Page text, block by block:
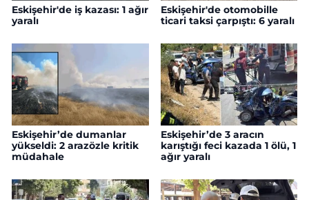
Eskişehir'de iş kazası: 1 ağır
yaralı
Eskişehir'de otomobille
ticari taksi çarpıştı: 6 yaralı
Eskişehir’de dumanlar
yükseldi: 2 arazözle kritik
müdahale
Eskişehir’de 3 aracın
karıştığı feci kazada 1 ölü, 1
ağır yaralı